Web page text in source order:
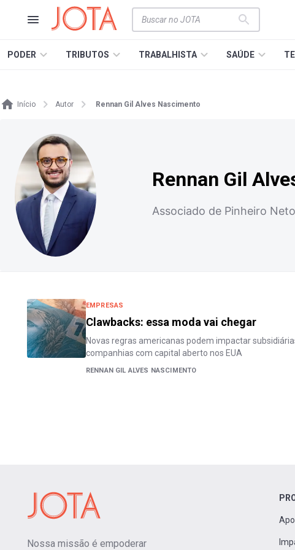
PODER TRIBUTOS TRABALHISTA SAÚDE
Início Autor Rennan Gil Alves Nascimento
Rennan Gil
Associado de Pinheiro
EMPRESAS
Clawbacks: essa moda vai chegar
Novas regras americanas podem impactar
companhias com capital aberto nos EUA
RENNAN GIL ALVES NASCIMENTO
Nossa missão é empoderar